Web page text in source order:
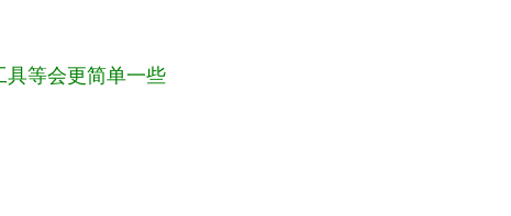
具等会更简单一些